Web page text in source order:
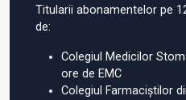
Titularii abonamentelor pe
de:
Colegiul Medicilor
ore de EMC
Colegiul Farmaciștilor